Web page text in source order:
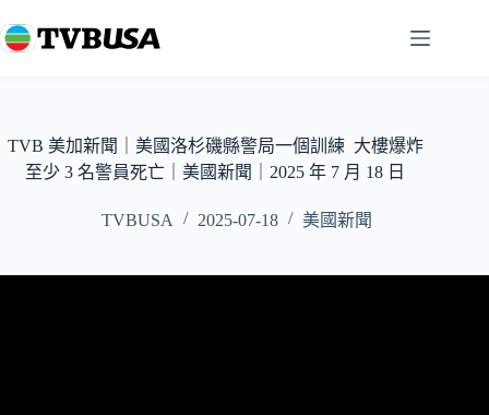
至
容TVB 美加新聞｜美國洛杉磯縣警局一個訓練 大樓爆炸
至少 3 名警員死亡｜美國新聞｜2025 年 7 月 18 日
TVBUSA 2025-07-18 美國新聞